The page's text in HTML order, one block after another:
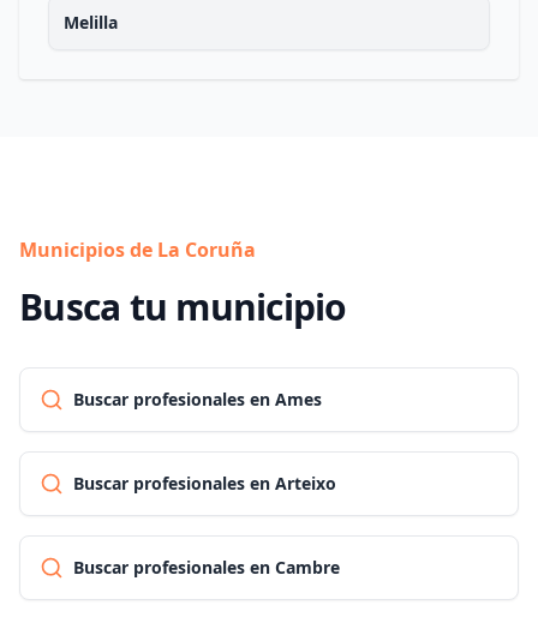
Melilla
Municipios de La Coruña
Busca tu municipio
Buscar profesionales en Ames
Buscar profesionales en Arteixo
Buscar profesionales en Cambre